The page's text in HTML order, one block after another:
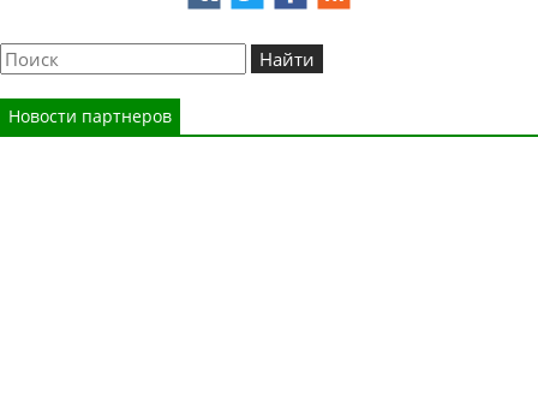
Новости партнеров